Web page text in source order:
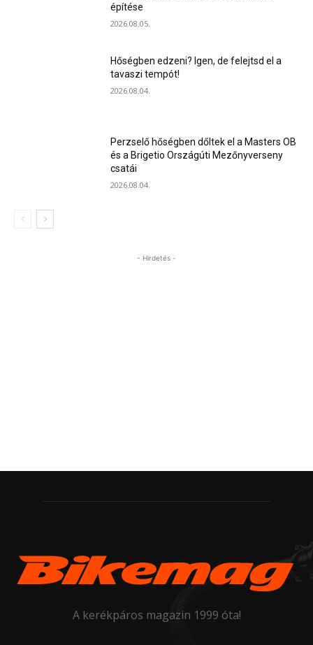
építése
2026.08.05.
Hőségben edzeni? Igen, de felejtsd el a
tavaszi tempót!
2026.08.04.
Perzselő hőségben dőltek el a Masters OB
és a Brigetio Országúti Mezőnyverseny
csatái
2026.08.04.
- Hirdetés -
A kerékpáros magazin 1999 óta!